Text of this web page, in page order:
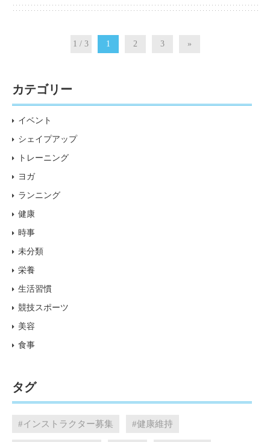
1 / 3 1 2 3 »
カテゴリー
イベント
シェイプアップ
トレーニング
ヨガ
ランニング
健康
時事
未分類
栄養
生活習慣
競技スポーツ
美容
食事
タグ
#インストラクター募集 #健康維持